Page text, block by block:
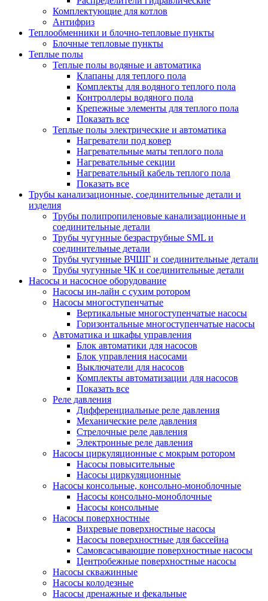
Комплектующие для котлов
Антифриз
Теплообменники и блочно-тепловые пункты
Блочные тепловые пункты
Теплые полы
Теплые полы водяные и автоматика
Клапаны для теплого пола
Комплекты для водяного теплого пола
Контроллеры водяного пола
Крепежные элементы для теплого пола
Показать все
Теплые полы электрические и автоматика
Нагреватели под ковер
Нагревательные маты теплого пола
Нагревательные секции
Нагревательный кабель теплого пола
Показать все
Трубы канализационные, соединительные детали и
изделия
Трубы полипропиленовые канализационные и
соединительные детали
Трубы чугунные безраструбные SML и
соединительные детали
Трубы чугунные ВЧШГ и соединительные детали
Трубы чугунные ЧК и соединительные детали
Насосы и насосное оборудование
Насосы ин-лайн с сухим ротором
Насосы многоступенчатые
Вертикальные многоступенчатые насосы
Горизонтальные многоступенчатые насосы
Автоматика и шкафы управления
Блок автоматики для насосов
Блок управления насосами
Выключатели для насосов
Комплекты автоматизации для насосов
Показать все
Реле давления
Дифференциальные реле давления
Механические реле давления
Стрелочные реле давления
Электронные реле давления
Насосы циркуляционные с мокрым ротором
Насосы повысительные
Насосы циркуляционные
Насосы консольные, консольно-моноблочные
Насосы консольно-моноблочные
Насосы консольные
Насосы поверхностные
Вихревые поверхностные насосы
Насосы поверхностные для бассейна
Самовсасывающие поверхностные насосы
Центробежные поверхностные насосы
Насосы скважинные
Насосы колодезные
Насосы дренажные и фекальные